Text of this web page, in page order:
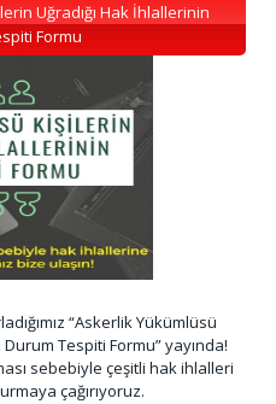
Uğradığı Hak İhlallerinin
Formu
“Askerlik Yükümlüsü
Tespiti Formu” yayında!
sebebiyle çeşitli hak ihlalleri
çağırıyoruz.